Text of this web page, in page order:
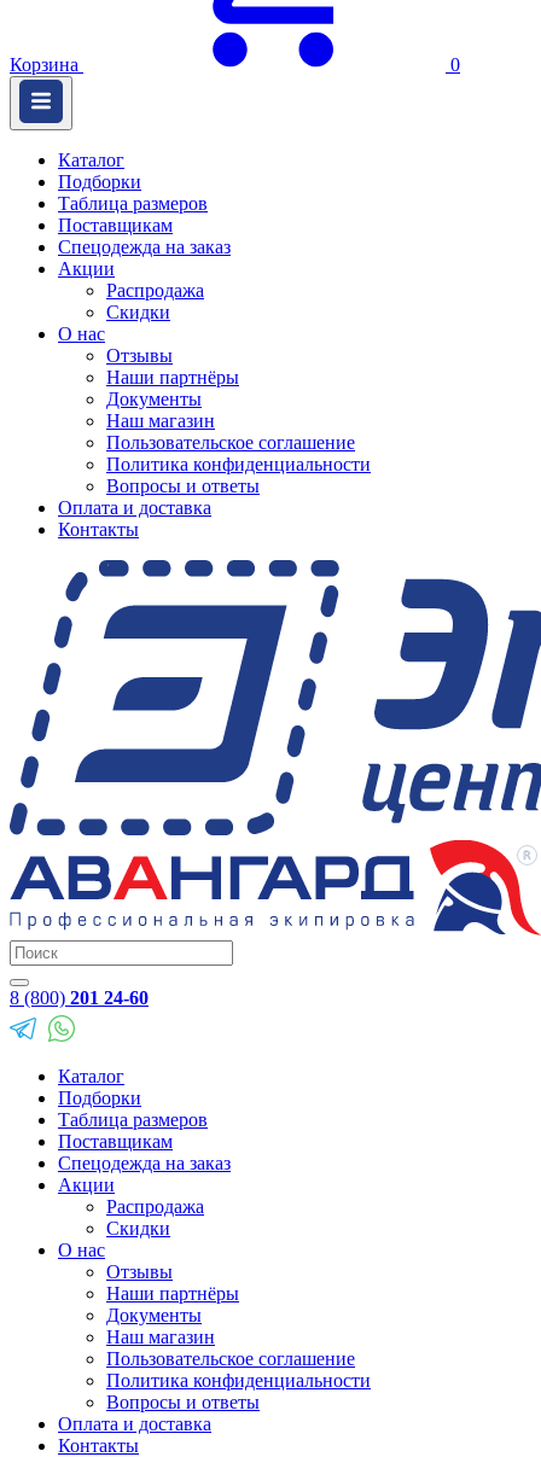
Корзина 0
Каталог
Подборки
Таблица размеров
Поставщикам
Спецодежда на заказ
Акции
Распродажа
Скидки
О нас
Отзывы
Наши партнёры
Документы
Наш магазин
Пользовательское соглашение
Политика конфиденциальности
Вопросы и ответы
Оплата и доставка
Контакты
8 (800) 201 24-60
Каталог
Подборки
Таблица размеров
Поставщикам
Спецодежда на заказ
Акции
Распродажа
Скидки
О нас
Отзывы
Наши партнёры
Документы
Наш магазин
Пользовательское соглашение
Политика конфиденциальности
Вопросы и ответы
Оплата и доставка
Контакты